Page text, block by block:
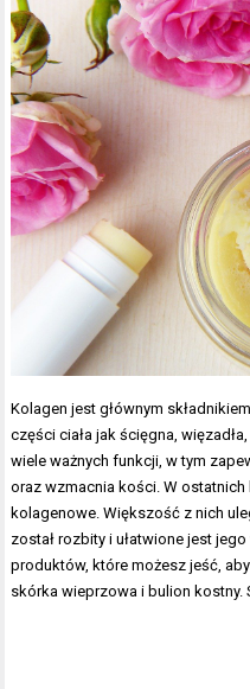
Kolagen jest głównym
części ciała jak ścięgna,
wiele ważnych funkcji, w tym
oraz wzmacnia kości. W ostatnich
kolagenowe. Większość z nich
został rozbity i ułatwione jest
produktów, które możesz jeść,
skórka wieprzowa i bulion kostny.